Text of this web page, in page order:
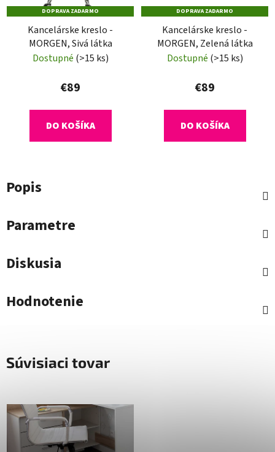
DOPRAVA ZADARMO
Kancelárske kreslo -
MORGEN, Sivá látka
Dostupné (>15 ks)
€89
DO KOŠÍKA
DOPRAVA ZADARMO
Kancelárske kreslo -
MORGEN, Zelená látka
Dostupné (>15 ks)
€89
DO KOŠÍKA
Popis
Parametre
Diskusia
Hodnotenie
Súvisiaci tovar